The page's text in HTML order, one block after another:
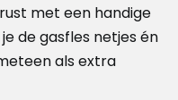
met een handige
de gasfles netjes én
als extra